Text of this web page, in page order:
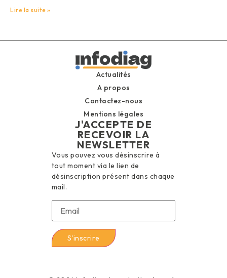
Lire la suite »
Actualités
A propos
Contactez-nous
Mentions légales
J'ACCEPTE DE
RECEVOIR LA
NEWSLETTER
Vous pouvez vous désinscrire à
tout moment via le lien de
désinscription présent dans chaque
mail.